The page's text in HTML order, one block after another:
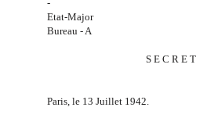
-
Etat-Major
Bureau - A
S E C R E T
Paris, le 13 Juillet 1942.